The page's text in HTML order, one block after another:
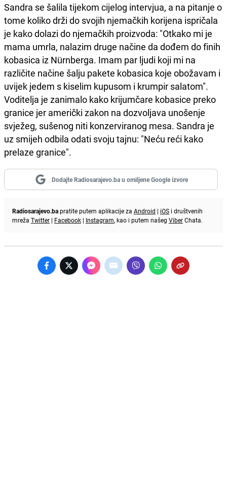
Sandra se šalila tijekom cijelog intervjua, a na pitanje o
tome koliko drži do svojih njemačkih korijena ispričala
je kako dolazi do njemačkih proizvoda: "Otkako mi je
mama umrla, nalazim druge načine da dođem do finih
kobasica iz Nürnberga. Imam par ljudi koji mi na
različite načine šalju pakete kobasica koje obožavam i
uvijek jedem s kiselim kupusom i krumpir salatom".
Voditelja je zanimalo kako krijumčare kobasice preko
granice jer američki zakon na dozvoljava unošenje
svježeg, sušenog niti konzerviranog mesa. Sandra je
uz smijeh odbila odati svoju tajnu: "Neću reći kako
prelaze granice".
Dodajte Radiosarajevo.ba u omiljene Google izvore
Radiosarajevo.bapratite putem aplikacije za Android | iOS i društvenih
mreža Twitter | Facebook | Instagram, kao i putem našeg ViberChata.